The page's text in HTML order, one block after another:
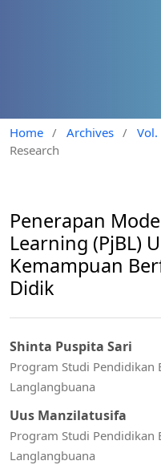
Home / Archives /
Research
Penerapan
Learning (PjBL)
Kemampuan
Didik
Shinta Puspita Sari
Program Studi Pendidikan
Langlangbuana
Uus Manzilatusifa
Program Studi Pendidikan
Langlangbuana